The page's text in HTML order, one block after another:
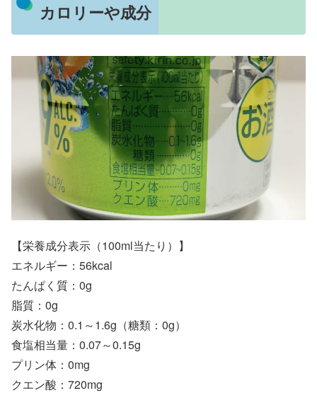
カロリーや成分
【栄養成分表示（100ml当たり）】
エネルギー：56kcal
たんぱく質：0g
脂質：0g
炭水化物：0.1～1.6g（糖類：0g）
食塩相当量：0.07～0.15g
プリン体：0mg
クエン酸：720mg